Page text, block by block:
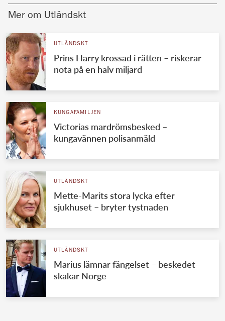
Mer om Utländskt
UTLÄNDSKT
Prins Harry krossad i rätten – riskerar
nota på en halv miljard
KUNGAFAMILJEN
Victorias mardrömsbesked –
kungavännen polisanmäld
UTLÄNDSKT
Mette-Marits stora lycka efter
sjukhuset – bryter tystnaden
UTLÄNDSKT
Marius lämnar fängelset – beskedet
skakar Norge